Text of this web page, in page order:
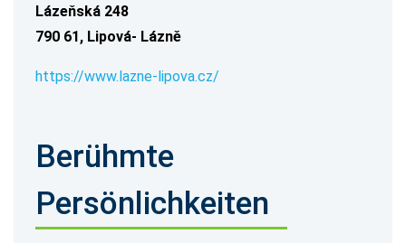
Lázeňská 248
790 61, Lipová- Lázně
https://www.lazne-lipova.cz/
Berühmte
Persönlichkeiten